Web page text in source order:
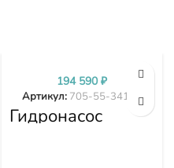
Гидронасос
Komatsu WA380-
Артикул: 705-55-34190
194 590₽